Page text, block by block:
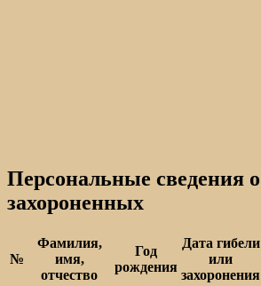
Персональные сведения о
захороненных
№
Фамилия,
имя,
отчество
Год
рождения
Дата гибели
или
захоронения